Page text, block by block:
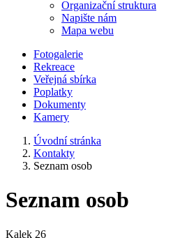
Organizační struktura
Napište nám
Mapa webu
Fotogalerie
Rekreace
Veřejná sbírka
Poplatky
Dokumenty
Kamery
Úvodní stránka
Kontakty
Seznam osob
Seznam osob
Kalek 26